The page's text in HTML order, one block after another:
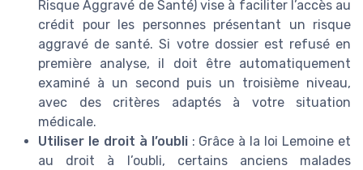
Risque Aggravé de Santé) vise à faciliter l’accès au
crédit pour les personnes présentant un risque
aggravé de santé. Si votre dossier est refusé en
première analyse, il doit être automatiquement
examiné à un second puis un troisième niveau,
avec des critères adaptés à votre situation
médicale.
Utiliser le droit à l’oubli: Grâce à la loi Lemoine et
au droit à l’oubli, certains anciens malades